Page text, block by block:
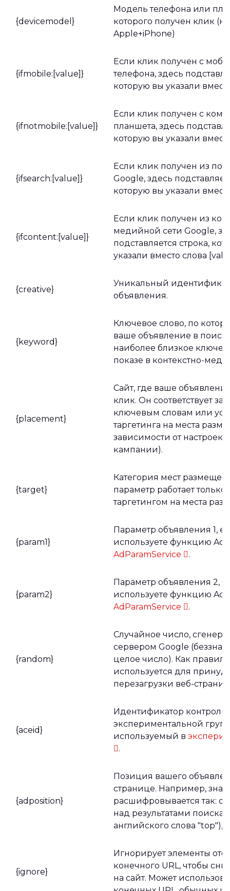
{devicemodel}
Модель телефона или
которого получен клик
Apple+iPhone)
{ifmobile:[value]}
Если клик получен с
телефона, здесь
которую вы указали
{ifnotmobile:[value]}
Если клик получен с
планшета, здесь
которую вы указали
{ifsearch:[value]}
Если клик получен из
Google, здесь
которую вы указали
{ifcontent:[value]}
Если клик получен из
медийной сети Google,
подставляется строка,
указали вместо слова
{creative}
Уникальный
объявления.
{keyword}
Ключевое слово, по
ваше объявление в
наиболее близкое
показе в контекстно-
{placement}
Сайт, где ваше
клик. Он соответствует
ключевым словам или
таргетинга на места
зависимости от настроек
кампании).
{target}
Категория мест
параметр работает
таргетингом на места
{param1}
Параметр объявления 1,
используете функцию
AdParamService
.
{param2}
Параметр объявления 2,
используете функцию
AdParamService
.
{random}
Случайное число,
сервером Google
целое число). Как
используется для
перезагрузки веб-
{aceid}
Идентификатор
экспериментальной
используемый в
.
{adposition}
Позиция вашего
странице. Например,
расшифровывается так:
над результатами поиска
английского слова "top"),
{ignore}
Игнорирует элементы
конечного URL, чтобы
на сайт. Может